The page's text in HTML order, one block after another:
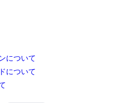
について
について